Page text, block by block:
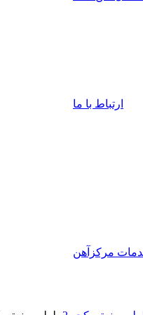
ارتباط با ما
مرکزآهن